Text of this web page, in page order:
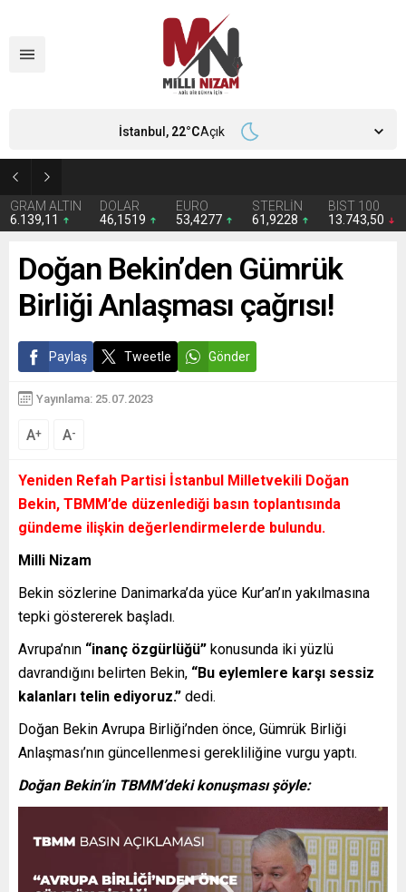
GRAM ALTIN
6.139,11
DOLAR
46,1519
EURO
53,4277
STERLİN
61,9228
BIST 100
13.743,50
İstanbul, 22°CAçık
Doğan Bekin’den Gümrük
Birliği Anlaşması çağrısı!
Paylaş Tweetle Gönder
Yayınlama: 25.07.2023
A+ A-
Yeniden Refah Partisi İstanbul Milletvekili Doğan
Bekin, TBMM’de düzenlediği basın toplantısında
gündeme ilişkin değerlendirmelerde bulundu.
Milli Nizam
Bekin sözlerine Danimarka’da yüce Kur’an’ın yakılmasına
tepki göstererek başladı.
Avrupa’nın “inanç özgürlüğü” konusunda iki yüzlü
davrandığını belirten Bekin, “Bu eylemlere karşı sessiz
kalanları telin ediyoruz.” dedi.
Doğan Bekin Avrupa Birliği’nden önce, Gümrük Birliği
Anlaşması’nın güncellenmesi gerekliliğine vurgu yaptı.
Doğan Bekin’in TBMM’deki konuşması şöyle:
oynatıcı